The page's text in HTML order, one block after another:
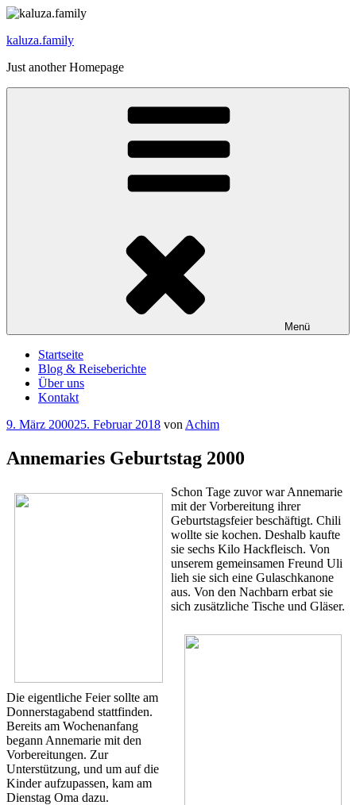
Zum
springen
kaluza.family
Just another Homepage
Menü
Startseite
Blog & Reiseberichte
Über uns
Kontakt
Veröffentlicht
9. März 200025. Februar 2018 von Achim
Annemaries Geburtstag 2000
Schon Tage zuvor war Annemarie
mit der Vorbereitung ihrer
Geburtstagsfeier beschäftigt. Chili
wollte sie kochen. Deshalb kaufte
sie sechs Kilo Hackfleisch. Von
unserem gemeinsamen Freund Uli
lieh sie sich eine Gulaschkanone
aus. Von den Nachbarn erbat sie
sich zusätzliche Tische und Gläser.
Die eigentliche Feier sollte am
Donnerstagabend stattfinden.
Bereits am Wochenanfang
begann Annemarie mit den
Vorbereitungen. Zur
Unterstützung, und um auf die
Kinder aufzupassen, kam am
Dienstag Oma dazu.